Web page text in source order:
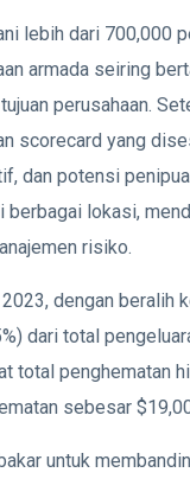
lebih dari 700,000
armada seiring
perusahaan.
scorecard yang
dan potensi
lokasi,
risiko.
dengan beralih
dari total
total penghematan
sebesar
untuk